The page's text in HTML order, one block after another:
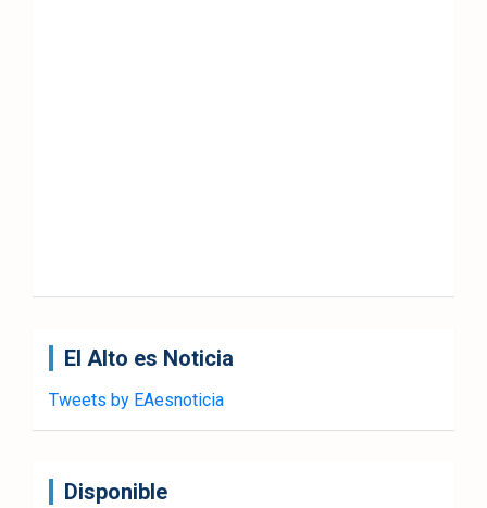
El Alto es Noticia
Tweets by EAesnoticia
Disponible